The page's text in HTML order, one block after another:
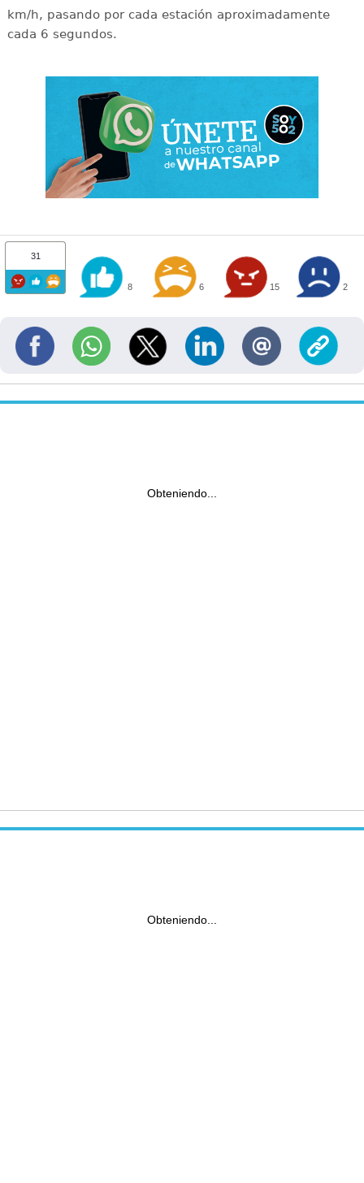
km/h, pasando por cada estación aproximadamente
cada 6 segundos.
31
8 6 15 2
Obteniendo...
Obteniendo...